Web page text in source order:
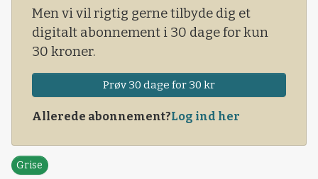
Men vi vil rigtig gerne tilbyde dig et
digitalt abonnement i 30 dage for kun
30 kroner.
Prøv 30 dage for 30 kr
Allerede abonnement?Log ind her
Grise